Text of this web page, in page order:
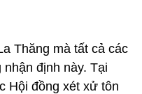
Thăng mà tất cả các
định này. Tại
Hội đồng xét xử tôn